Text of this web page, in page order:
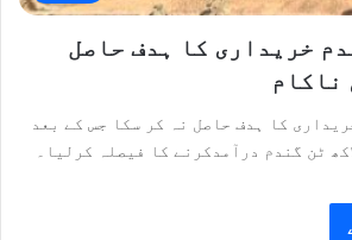
خریداری کا ہدف حاصل
ناکام
کا ہدف حاصل نہ کر سکا جس کے بعد
نے 10لاکھ ٹن گندم درآمدکرنے کا فیصلہ کرلیا۔